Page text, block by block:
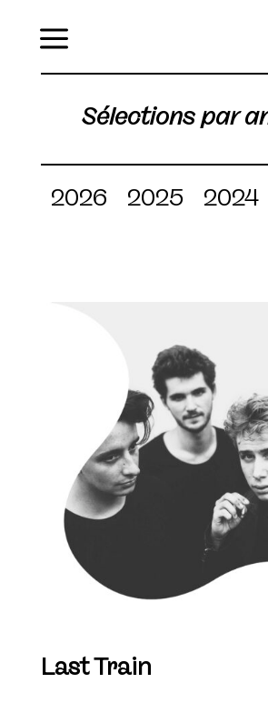
Sélections par
2026 2025 2024
Last Train